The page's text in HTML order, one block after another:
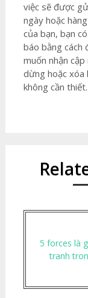
việc sẽ được
ngày hoặc
của bạn, bạn
báo bằng cách
muốn nhận
dừng hoặc xóa
không cần thiết.
5 forces là
tranh